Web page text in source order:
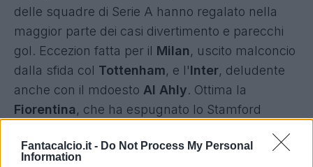
Fantacalcio.it - Do Not Process My Personal
Information
delle squadre di Serie A hanno regalato nella
maggior parte dei casi divertimento e parecchi
gol. Eccezion fatta per il Milan, uscito malconcio
dalla sfida col Tottenham, e l'Inter, deludente
anche con il mdoesto Al Ahly. Ottima la
Fiorentina, che ha espugnato lo Stamford